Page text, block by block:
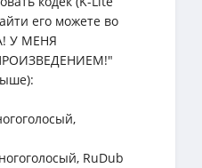
его можете во
У МЕНЯ
RuDub